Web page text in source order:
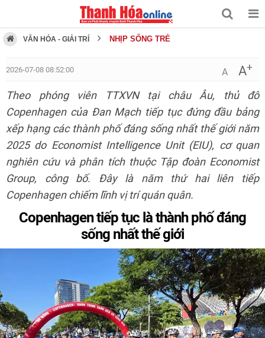
VĂN HÓA - GIẢI TRÍ NHỊP SỐNG TRẺ
2026-07-08 08:52:00 A A+
Theo phóng viên TTXVN tại châu Âu, thủ đô
Copenhagen của Đan Mạch tiếp tục đứng đầu bảng
xếp hạng các thành phố đáng sống nhất thế giới năm
2025 do Economist Intelligence Unit (EIU), cơ quan
nghiên cứu và phân tích thuộc Tập đoàn Economist
Group, công bố. Đây là năm thứ hai liên tiếp
Copenhagen chiếm lĩnh vị trí quán quân.
Copenhagen tiếp tục là thành phố đáng
sống nhất thế giới